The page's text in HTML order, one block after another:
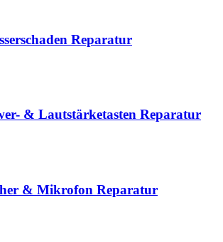
Reparatur
& Lautstärketasten Reparatur
& Mikrofon Reparatur